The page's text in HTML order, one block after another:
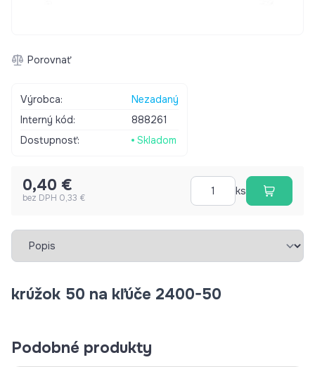
Porovnať
Výrobca:
Nezadaný
Interný kód:
888261
Dostupnosť:
Skladom
0,40 €
bez DPH 0,33 €
ks
Vybrať záložku
krúžok 50 na kľúče 2400-50
Podobné produkty